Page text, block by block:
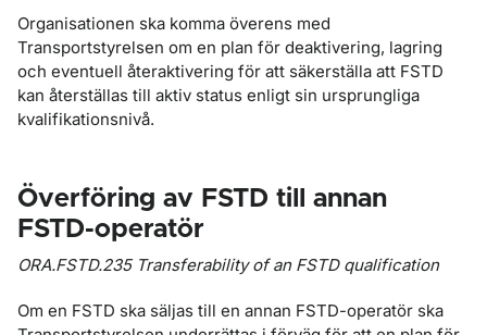
Organisationen ska komma överens med
Transportstyrelsen om en plan för deaktivering, lagring
och eventuell återaktivering för att säkerställa att FSTD
kan återställas till aktiv status enligt sin ursprungliga
kvalifikationsnivå.
Överföring av FSTD till annan
FSTD-operatör
ORA.FSTD.235 Transferability of an FSTD qualification
Om en FSTD ska säljas till en annan FSTD-operatör ska